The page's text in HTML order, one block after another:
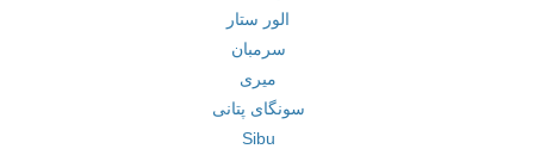
الور ستار
سرمبان
میری
سونگای پتانی
Sibu